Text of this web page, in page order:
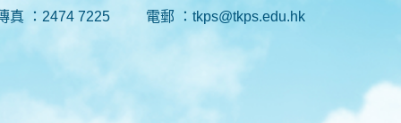
真 ：2474 7225 電郵 ：tkps@tkps.edu.hk